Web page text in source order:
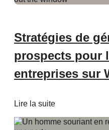
Stratégies de
prospects pour
entreprises sur
Lire la suite